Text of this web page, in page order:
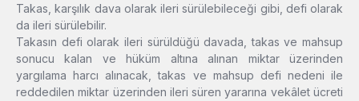
Takas, karşılık dava olarak ileri sürülebileceği gibi, defi olarak
da ileri sürülebilir.
Takasın defi olarak ileri sürüldüğü davada, takas ve mahsup
sonucu kalan ve hüküm altına alınan miktar üzerinden
yargılama harcı alınacak, takas ve mahsup defi nedeni ile
reddedilen miktar üzerinden ileri süren yararına vekâlet ücreti